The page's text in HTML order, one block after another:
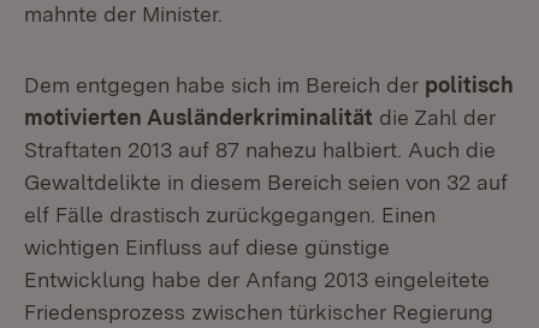
mahnte der Minister.
Dem entgegen habe sich im Bereich der politisch
motivierten Ausländerkriminalität die Zahl der
Straftaten 2013 auf 87 nahezu halbiert. Auch die
Gewaltdelikte in diesem Bereich seien von 32 auf
elf Fälle drastisch zurückgegangen. Einen
wichtigen Einfluss auf diese günstige
Entwicklung habe der Anfang 2013 eingeleitete
Friedensprozess zwischen türkischer Regierung